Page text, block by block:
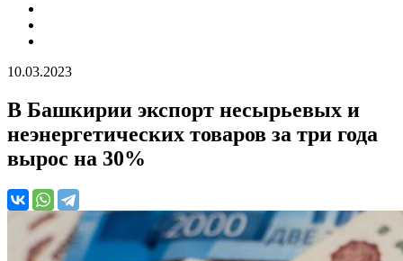
10.03.2023
В Башкирии экспорт несырьевых и
неэнергетических товаров за три года
вырос на 30%